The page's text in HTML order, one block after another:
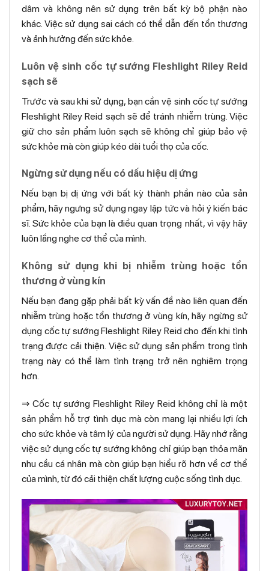
dâm và không nên sử dụng trên bất kỳ bộ phận nào
khác. Việc sử dụng sai cách có thể dẫn đến tổn thương
và ảnh hưởng đến sức khỏe.
Luôn vệ sinh cốc tự sướng Fleshlight Riley Reid
sạch sẽ
Trước và sau khi sử dụng, bạn cần vệ sinh cốc tự sướng
Fleshlight Riley Reid sạch sẽ để tránh nhiễm trùng. Việc
giữ cho sản phẩm luôn sạch sẽ không chỉ giúp bảo vệ
sức khỏe mà còn giúp kéo dài tuổi thọ của cốc.
Ngừng sử dụng nếu có dấu hiệu dị ứng
Nếu bạn bị dị ứng với bất kỳ thành phần nào của sản
phẩm, hãy ngưng sử dụng ngay lập tức và hỏi ý kiến bác
sĩ. Sức khỏe của bạn là điều quan trọng nhất, vì vậy hãy
luôn lắng nghe cơ thể của mình.
Không sử dụng khi bị nhiễm trùng hoặc tổn
thương ở vùng kín
Nếu bạn đang gặp phải bất kỳ vấn đề nào liên quan đến
nhiễm trùng hoặc tổn thương ở vùng kín, hãy ngừng sử
dụng cốc tự sướng Fleshlight Riley Reid cho đến khi tình
trạng được cải thiện. Việc sử dụng sản phẩm trong tình
trạng này có thể làm tình trạng trở nên nghiêm trọng
hơn.
⇒ Cốc tự sướng Fleshlight Riley Reid không chỉ là một
sản phẩm hỗ trợ tình dục mà còn mang lại nhiều lợi ích
cho sức khỏe và tâm lý của người sử dụng. Hãy nhớ rằng
việc sử dụng cốc tự sướng không chỉ giúp bạn thỏa mãn
nhu cầu cá nhân mà còn giúp bạn hiểu rõ hơn về cơ thể
của mình, từ đó cải thiện chất lượng cuộc sống tình dục.